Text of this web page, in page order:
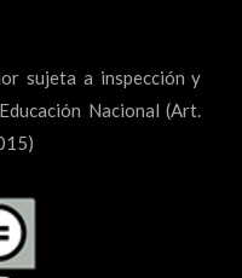
sujeta a inspección y
Nacional (Art.